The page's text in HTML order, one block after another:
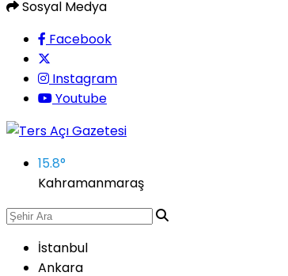
Sosyal Medya
Facebook
Instagram
Youtube
15.8°
Kahramanmaraş
İstanbul
Ankara